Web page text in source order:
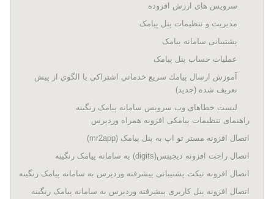
سرویس های ارزش افزوده
مدیریت و تنظیمات پنل پیامک
پشتیبانی سامانه پیامک
عملیات حساب پنل پیامک
آموزش ارسال پيامك سريع خدماتي اشتراكي با الگوي از پيش
تعريف شده (جدید)
لیست خطاهای وب سرویس سامانه پیامک رنگینه
راهنمای تنظیمات پیامکی افزونه همراه وردپرس
اتصال افزونه مستر تو اپ به پنل پیامک (mr2app)
اتصال راحت افزونه دیجیتس(digits) به سامانه پیامک رنگینه
اتصال افزونه تیکت پشتیبانی پیشرفته وردپرس به سامانه پیامک رنگینه
اتصال افزونه پنل کاربری پیشرفته وردپرس به سامانه پیامک رنگینه